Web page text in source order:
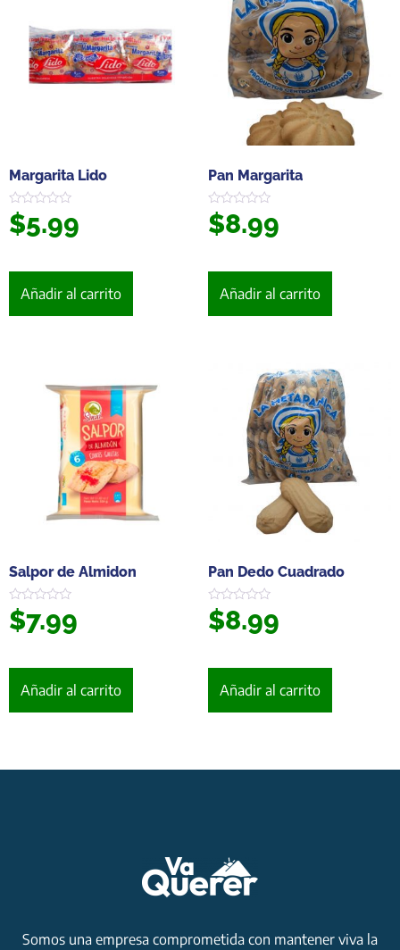
Margarita Lido
Valorado
en
$5.99
Añadir al carrito
Pan Margarita
Valorado
en
$8.99
Añadir al carrito
Salpor de Almidon
Valorado
en
$7.99
Añadir al carrito
Pan Dedo Cuadrado
Valorado
en
$8.99
Añadir al carrito
Somos una empresa comprometida con mantener viva la